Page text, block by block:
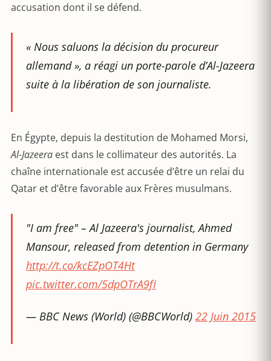
accusation dont il se défend.
« Nous saluons la décision du procureur
allemand », a réagi un porte-parole d’Al-Jazeera
suite à la libération de son journaliste.
En Égypte, depuis la destitution de Mohamed Morsi,
Al-Jazeera est dans le collimateur des autorités. La
chaîne internationale est accusée d’être un relai du
Qatar et d’être favorable aux Frères musulmans.
"I am free" – Al Jazeera's journalist, Ahmed
Mansour, released from detention in Germany
http://t.co/kcEZpOT4Ht
pic.twitter.com/5dpOTrA9fI
— BBC News (World) (@BBCWorld) 22 Juin 2015